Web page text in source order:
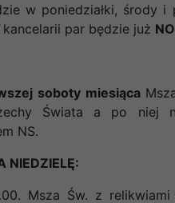
w poniedziałki, środy
kancelarii par będzie już
soboty miesiąca
Świata a po niej
NS.
NIEDZIELĘ:
Msza Św. z